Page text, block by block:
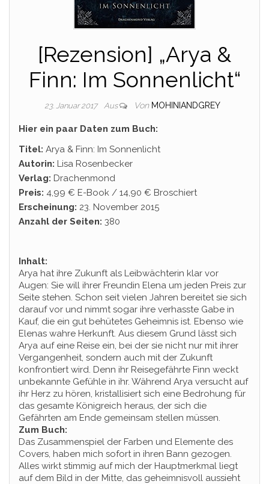
[Rezension] „Arya &
Finn: Im Sonnenlicht“
23. Januar 2017 Aus Von MOHINIANDGREY
Hier ein paar Daten zum Buch:
Titel: Arya & Finn: Im Sonnenlicht
Autorin: Lisa Rosenbecker
Verlag: Drachenmond
Preis: 4,99 € E-Book / 14,90 € Broschiert
Erscheinung: 23. November 2015
Anzahl der Seiten: 380
Inhalt:
Arya hat ihre Zukunft als Leibwächterin klar vor
Augen: Sie will ihrer Freundin Elena um jeden Preis zur
Seite stehen. Schon seit vielen Jahren bereitet sie sich
darauf vor und nimmt sogar ihre verhasste Gabe in
Kauf, die ein gut behütetes Geheimnis ist. Ebenso wie
Elenas wahre Herkunft. Aus diesem Grund lässt sich
Arya auf eine Reise ein, bei der sie nicht nur mit ihrer
Vergangenheit, sondern auch mit der Zukunft
konfrontiert wird. Denn ihr Reisegefährte Finn weckt
unbekannte Gefühle in ihr. Während Arya versucht auf
ihr Herz zu hören, kristallisiert sich eine Bedrohung für
das gesamte Königreich heraus, der sich die
Gefährten am Ende gemeinsam stellen müssen.
Zum Buch:
Das Zusammenspiel der Farben und Elemente des
Covers, haben mich sofort in ihren Bann gezogen.
Alles wirkt stimmig auf mich der Hauptmerkmal liegt
auf dem Bild in der Mitte, das geheimnisvoll aussieht